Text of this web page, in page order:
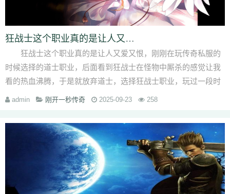
狂战士这个职业真的是让人又爱又恨
狂战士这个职业真的是让人又爱又恨，刚刚在玩传奇私服的
时候选择的道士职业，后面看到狂战士在怪物中厮杀的感觉让我
看的热血沸腾，于是就放弃道士，选择狂战士职业，玩过一段时
间后，才发现这个···
admin 刚开一秒传奇 2025-09-23 258